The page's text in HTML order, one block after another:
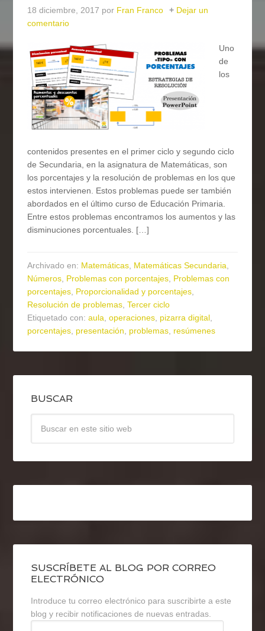
18 diciembre, 2017 por Fran Franco
Dejar un
comentario
Uno
de
los
contenidos presentes en el primer ciclo y segundo ciclo
de Secundaria, en la asignatura de Matemáticas, son
los porcentajes y la resolución de problemas en los que
estos intervienen. Estos problemas puede ser también
abordados en el último curso de Educación Primaria.
Entre estos problemas encontramos los aumentos y las
disminuciones porcentuales. […]
Archivado en: Matemáticas, Matemáticas Secundaria,
Números, Problemas con porcentajes, Problemas con
porcentajes, Proporcionalidad y porcentajes,
Resolución de problemas,Tercer ciclo
Etiquetado con:aula,operaciones, pizarra digital,
porcentajes, presentación, problemas, resúmenes
BUSCAR
SUSCRÍBETE AL BLOG POR CORREO
ELECTRÓNICO
Introduce tu correo electrónico para suscribirte a este
blog y recibir notificaciones de nuevas entradas.